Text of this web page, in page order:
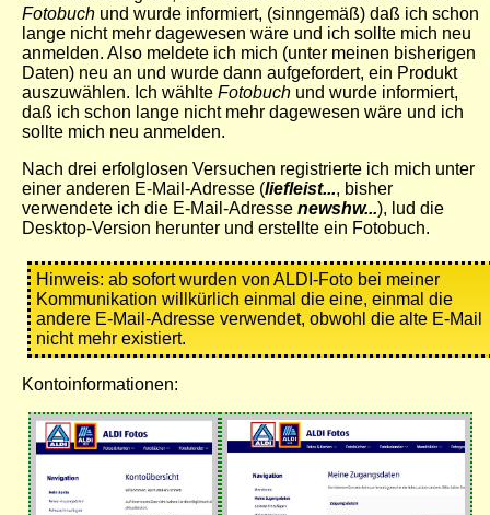
Fotobuch und wurde informiert, (sinngemäß) daß ich schon
lange nicht mehr dagewesen wäre und ich sollte mich neu
anmelden. Also meldete ich mich (unter meinen bisherigen
Daten) neu an und wurde dann aufgefordert, ein Produkt
auszuwählen. Ich wählte Fotobuch und wurde informiert,
daß ich schon lange nicht mehr dagewesen wäre und ich
sollte mich neu anmelden.
Nach drei erfolglosen Versuchen registrierte ich mich unter
einer anderen E-Mail-Adresse (liefleist..., bisher
verwendete ich die E-Mail-Adresse newshw...), lud die
Desktop-Version herunter und erstellte ein Fotobuch.
Hinweis: ab sofort wurden von ALDI-Foto bei meiner
Kommunikation willkürlich einmal die eine, einmal die
andere E-Mail-Adresse verwendet, obwohl die alte E-Mail
nicht mehr existiert.
Kontoinformationen: